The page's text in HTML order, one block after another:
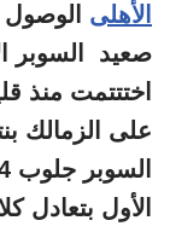
الأهلى الوصول
صعيد السوبر
اختتتمت منذ